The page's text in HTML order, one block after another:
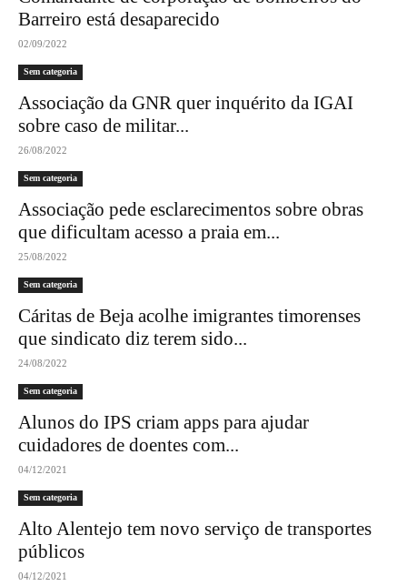
Barreiro está desaparecido
02/09/2022
Sem categoria
Associação da GNR quer inquérito da IGAI
sobre caso de militar...
26/08/2022
Sem categoria
Associação pede esclarecimentos sobre obras
que dificultam acesso a praia em...
25/08/2022
Sem categoria
Cáritas de Beja acolhe imigrantes timorenses
que sindicato diz terem sido...
24/08/2022
Sem categoria
Alunos do IPS criam apps para ajudar
cuidadores de doentes com...
04/12/2021
Sem categoria
Alto Alentejo tem novo serviço de transportes
públicos
04/12/2021